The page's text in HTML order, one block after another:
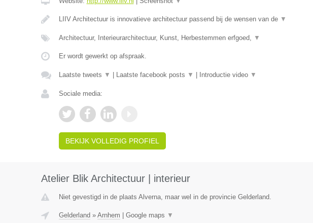
LIIV Architectuur is innovatieve architectuur passend bij de wensen van de ▼
Architectuur, Interieurarchitectuur, Kunst, Herbestemmen erfgoed, ▼
Er wordt gewerkt op afspraak.
Laatste tweets ▼ Laatste facebook posts ▼ Introductie video ▼
Sociale media:
BEKIJK VOLLEDIG PROFIEL
Atelier Blik Architectuur | interieur
Niet gevestigd in de plaats Alverna, maar wel in de provincie Gelderland.
Gelderland » Arnhem Google maps ▼